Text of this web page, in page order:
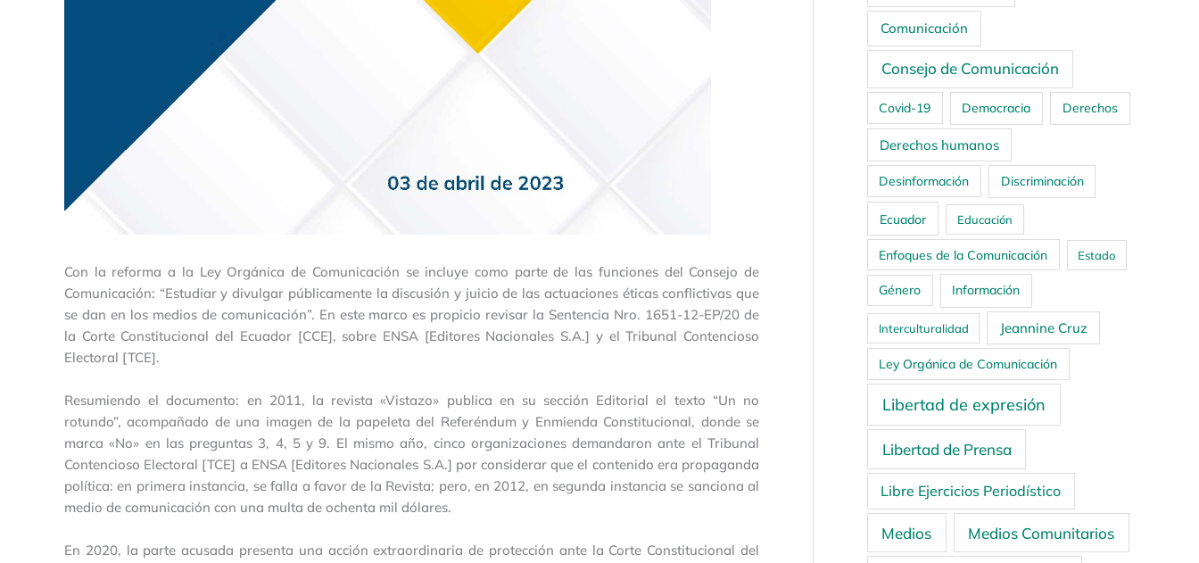
Con la reforma a la Ley Orgánica de Comunicación se incluye como parte de las funciones del Consejo de
Comunicación: “Estudiar y divulgar públicamente la discusión y juicio de las actuaciones éticas conflictivas que
se dan en los medios de comunicación”. En este marco es propicio revisar la Sentencia Nro. 1651-12-EP/20 de
la Corte Constitucional del Ecuador [CCE], sobre ENSA [Editores Nacionales S.A.] y el Tribunal Contencioso
Electoral [TCE].
Resumiendo el documento: en 2011, la revista «Vistazo» publica en su sección Editorial el texto “Un no
rotundo”, acompañado de una imagen de la papeleta del Referéndum y Enmienda Constitucional, donde se
marca «No» en las preguntas 3, 4, 5 y 9. El mismo año, cinco organizaciones demandaron ante el Tribunal
Contencioso Electoral [TCE] a ENSA [Editores Nacionales S.A.] por considerar que el contenido era propaganda
política: en primera instancia, se falla a favor de la Revista; pero, en 2012, en segunda instancia se sanciona al
medio de comunicación con una multa de ochenta mil dólares.
En 2020, la parte acusada presenta una acción extraordinaria de protección ante la Corte Constitucional del
Comunicación
Consejo de Comunicación
Covid-19 Democracia Derechos
Derechos humanos
Desinformación Discriminación
Ecuador Educación
Enfoques de la Comunicación Estado
Género Información
Interculturalidad Jeannine Cruz
Ley Orgánica de Comunicación
Libertad de expresión
Libertad de Prensa
Libre Ejercicios Periodístico
Medios Medios Comunitarios